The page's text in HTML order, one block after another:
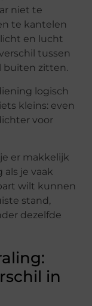
niet te
te kantelen
en lucht
tussen
buiten zitten.
logisch
kleins: even
voor
er makkelijk
je vaak
wilt kunnen
stand,
dezelfde
in